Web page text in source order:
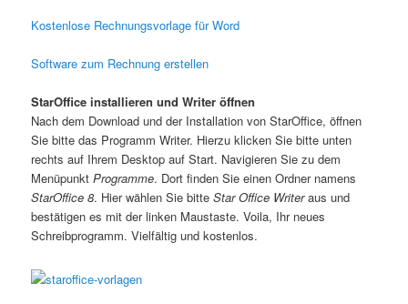
Kostenlose Rechnungsvorlage für Word
Software zum Rechnung erstellen
StarOffice installieren und Writer öffnen
Nach dem Download und der Installation von StarOffice, öffnen
Sie bitte das Programm Writer. Hierzu klicken Sie bitte unten
rechts auf Ihrem Desktop auf Start. Navigieren Sie zu dem
MenüpunktProgramme. Dort finden Sie einen Ordner namens
StarOffice 8. Hier wählen Sie bitteStar Office Writeraus und
bestätigen es mit der linken Maustaste. Voila, Ihr neues
Schreibprogramm. Vielfältig und kostenlos.